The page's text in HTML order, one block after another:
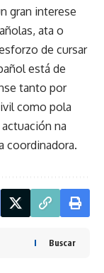
gran interese
ata o
de cursar
está de
tanto por
como pola
na
coordinadora.
Buscar